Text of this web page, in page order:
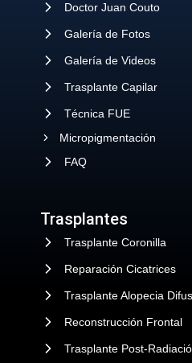
Doctor Juan Couto
Galería de Fotos
Galería de Videos
Trasplante Capilar
Técnica FUE
Micropigmentación
FAQ
Trasplantes
Trasplante Coronilla
Reparación Cicatrices
Trasplante Alopecia
Reconstrucción Frontal
Trasplante Post-